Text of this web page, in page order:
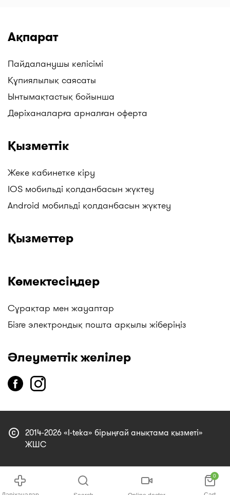
Ақпарат
Пайдаланушы келісімі
Құпиялылық саясаты
Ынтымақтастық бойынша
Дәріханаларға арналған оферта
Қызметтік
Жеке кабинетке кіру
IOS мобильді қолданбасын жүктеу
Android мобильді қолданбасын жүктеу
Қызметтер
Көмектесіңдер
Сұрақтар мен жауаптар
Бізге электрондық пошта арқылы жіберіңіз
Әлеуметтік желілер
copyright 2014-2026 «I-teka» бірыңғай анықтама қызметі»
ЖШС
0